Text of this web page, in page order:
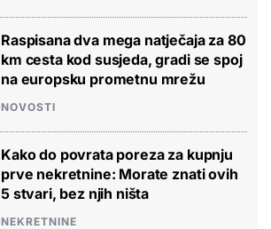
Raspisana dva mega natječaja za 80
km cesta kod susjeda, gradi se spoj
na europsku prometnu mrežu
NOVOSTI
Kako do povrata poreza za kupnju
prve nekretnine: Morate znati ovih
5 stvari, bez njih ništa
NEKRETNINE